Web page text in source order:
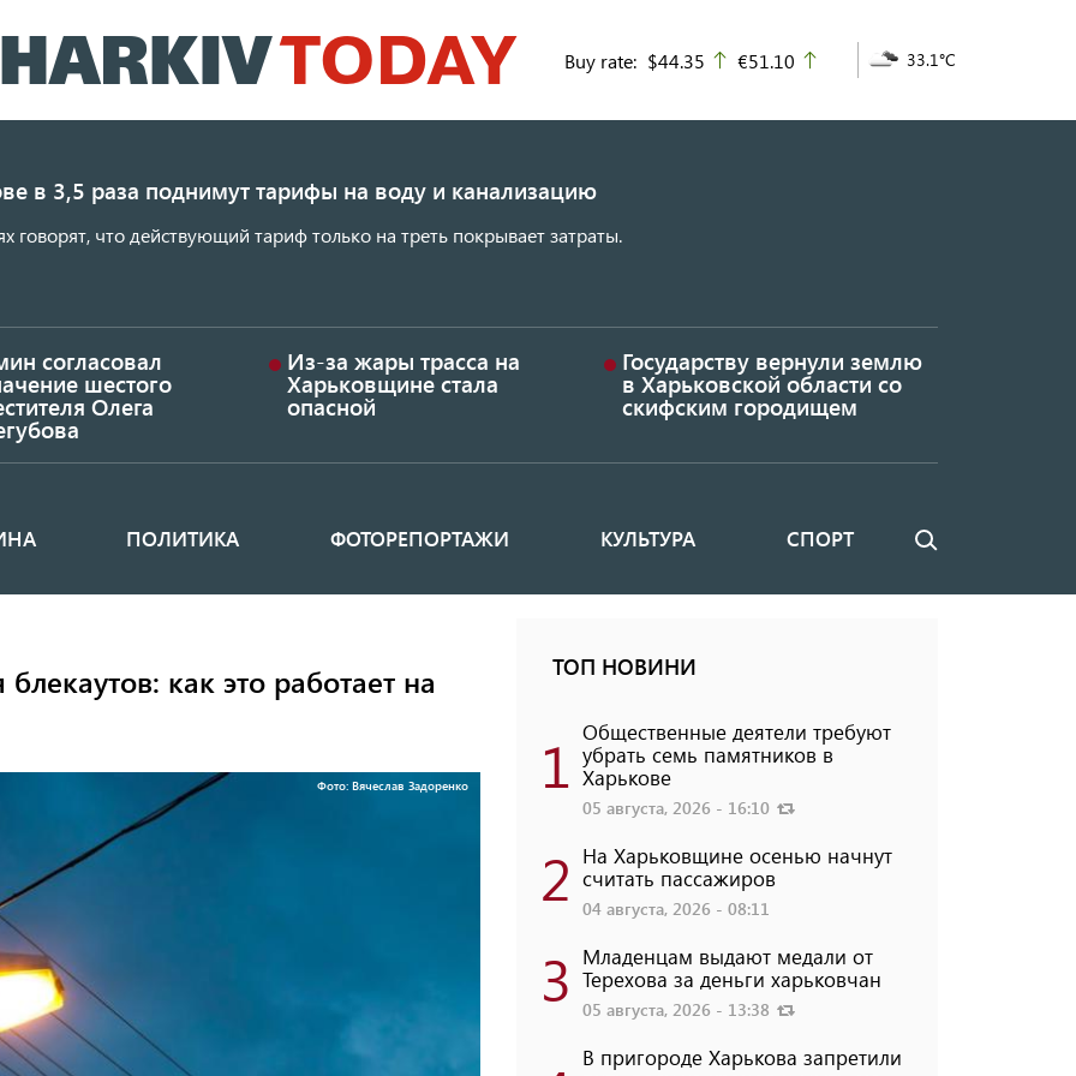
к
основному
Buy rate: $44.35 up
€51.10 33.1°C
в 3,5 раза поднимут тарифы на воду и канализацию
говорят, что действующий тариф только на треть покрывает затраты.
согласовал
шестого
Олега
Из-за жары трасса на
Харьковщине стала
опасной
Государству вернули землю
в Харьковской области со
скифским городищем
ПОЛИТИКА ФОТОРЕПОРТАЖИ КУЛЬТУРА СПОРТ Поиск
как это работает на
Фото: Вячеслав Задоренко
ТОП НОВИНИ
1 Общественные деятели требуют
убрать семь памятников в
Харькове
05 августа, 2026 - 16:10
2 На Харьковщине осенью начнут
считать пассажиров
04 августа, 2026 - 08:11
3 Младенцам выдают медали от
Терехова за деньги харьковчан
05 августа, 2026 - 13:38
В пригороде Харькова запретили